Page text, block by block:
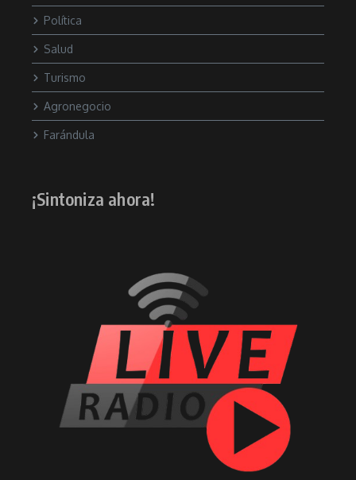
Política
Salud
Turismo
Agronegocio
Farándula
¡Sintoniza ahora!